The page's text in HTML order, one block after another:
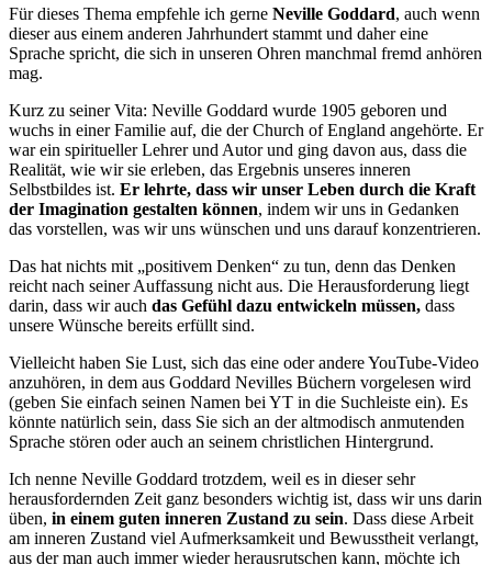
Für dieses Thema empfehle ich gerne Neville Goddard, auch wenn
dieser aus einem anderen Jahrhundert stammt und daher eine
Sprache spricht, die sich in unseren Ohren manchmal fremd anhören
mag.
Kurz zu seiner Vita: Neville Goddard wurde 1905 geboren und
wuchs in einer Familie auf, die der Church of England angehörte. Er
war ein spiritueller Lehrer und Autor und ging davon aus, dass die
Realität, wie wir sie erleben, das Ergebnis unseres inneren
Selbstbildes ist. Er lehrte, dass wir unser Leben durch die Kraft
der Imagination gestalten können, indem wir uns in Gedanken
das vorstellen, was wir uns wünschen und uns darauf konzentrieren.
Das hat nichts mit „positivem Denken“ zu tun, denn das Denken
reicht nach seiner Auffassung nicht aus. Die Herausforderung liegt
darin, dass wir auch das Gefühl dazu entwickeln müssen, dass
unsere Wünsche bereits erfüllt sind.
Vielleicht haben Sie Lust, sich das eine oder andere YouTube-Video
anzuhören, in dem aus Goddard Nevilles Büchern vorgelesen wird
(geben Sie einfach seinen Namen bei YT in die Suchleiste ein). Es
könnte natürlich sein, dass Sie sich an der altmodisch anmutenden
Sprache stören oder auch an seinem christlichen Hintergrund.
Ich nenne Neville Goddard trotzdem, weil es in dieser sehr
herausfordernden Zeit ganz besonders wichtig ist, dass wir uns darin
üben, in einem guten inneren Zustand zu sein. Dass diese Arbeit
am inneren Zustand viel Aufmerksamkeit und Bewusstheit verlangt,
aus der man auch immer wieder herausrutschen kann, möchte ich